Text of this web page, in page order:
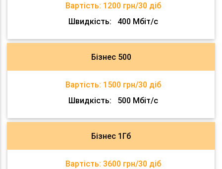
Вартість: 1200 грн/30 діб
Швидкість:
400 Мбіт/с
Бізнес 500
Вартість: 1500 грн/30 діб
Швидкість:
500 Мбіт/с
Бізнес 1Гб
Вартість: 3600 грн/30 діб